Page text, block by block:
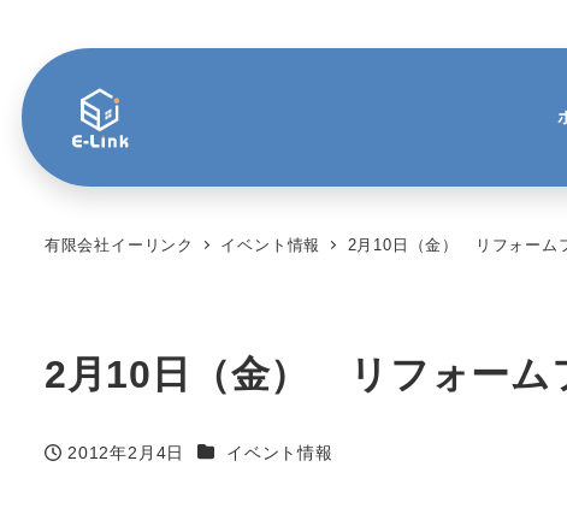
有限会社イーリンク イベント情報 2月10日（金） リフォーム
2月10日（金） リフォー
投稿日
2012年2月4日 カテゴリー
イベント情報